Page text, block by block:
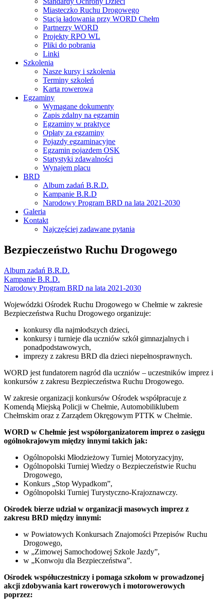
Miasteczko Ruchu Drogowego
Stacja ładowania przy WORD Chełm
Partnerzy WORD
Projekty RPO WL
Pliki do pobrania
Linki
Szkolenia
Nasze kursy i szkolenia
Terminy szkoleń
Karta rowerowa
Egzaminy
Wymagane dokumenty
Zapis zdalny na egzamin
Egzaminy w praktyce
Opłaty za egzaminy
Pojazdy egzaminacyjne
Egzamin pojazdem OSK
Statystyki zdawalności
Wynajem placu
BRD
Album zadań B.R.D.
Kampanie B.R.D
Narodowy Program BRD na lata 2021-2030
Galeria
Kontakt
Najczęściej zadawane pytania
Bezpieczeństwo Ruchu Drogowego
Album zadań B.R.D.
Kampanie B.R.D.
Narodowy Program BRD na lata 2021-2030
Wojewódzki Ośrodek Ruchu Drogowego w Chełmie w zakresie
Bezpieczeństwa Ruchu Drogowego organizuje:
konkursy dla najmłodszych dzieci,
konkursy i turnieje dla uczniów szkół gimnazjalnych i
ponadpodstawowych,
imprezy z zakresu BRD dla dzieci niepełnosprawnych.
WORD jest fundatorem nagród dla uczniów – uczestników imprez i
konkursów z zakresu Bezpieczeństwa Ruchu Drogowego.
W zakresie organizacji konkursów Ośrodek współpracuje z
Komendą Miejską Policji w Chełmie, Automobiliklubem
Chełmskim oraz z Zarządem Okręgowym PTTK w Chełmie.
WORD w Chełmie jest współorganizatorem imprez o zasięgu
ogólnokrajowym między innymi takich jak:
Ogólnopolski Młodzieżowy Turniej Motoryzacyjny,
Ogólnopolski Turniej Wiedzy o Bezpieczeństwie Ruchu
Drogowego,
Konkurs „Stop Wypadkom”,
Ogólnopolski Turniej Turystyczno-Krajoznawczy.
Ośrodek bierze udział w organizacji masowych imprez z
zakresu BRD między innymi:
w Powiatowych Konkursach Znajomości Przepisów Ruchu
Drogowego,
w „Zimowej Samochodowej Szkole Jazdy”,
w „Konwoju dla Bezpieczeństwa”.
Ośrodek współuczestniczy i pomaga szkołom w prowadzonej
akcji zdobywania kart rowerowych i motorowerowych
poprzez: